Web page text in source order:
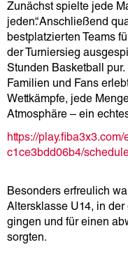
Zunächst spielte jede
jeden“. Anschließend
bestplatzierten Teams
der Turniersieg
Stunden Basketball
Familien und Fans
Wettkämpfe, jede
Atmosphäre – ein
https://
c1ce3bdd06b4/
Besonders erfreulich
Altersklasse U14, in
gingen und für einen
sorgten.